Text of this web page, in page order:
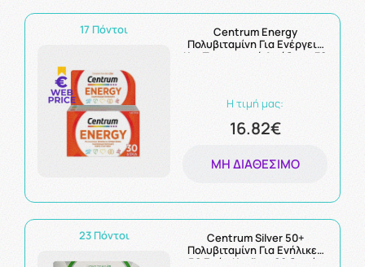
17 Πόντοι
Centrum Energy
Πολυβιταμίνη Για Ενέργεια
Και Πνευματική Απόδοση 30
Η τιμή μας:
16.82€
ΜΗ ΔΙΑΘΈΣΙΜΟ
23 Πόντοι
Centrum Silver 50+
Πολυβιταμίνη Για Ενήλικες
50 Ετών Και Άνω 60 δισκία